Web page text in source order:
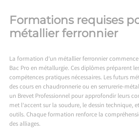
Formations requises
métallier ferronnier
La formation d’un métallier ferronnier
Bac Pro en métallurgie. Ces diplômes préparent
compétences pratiques nécessaires. Les futurs
des cours en chaudronnerie ou en serrurerie-
un Brevet Professionnel pour approfondir leurs
met l’accent sur la soudure, le dessin technique,
outils. Chaque formation renforce la
des alliages.